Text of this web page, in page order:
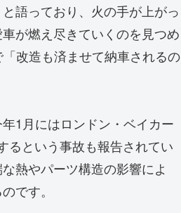
語っており、火の手が上がっ
が燃え尽きていくのを見つめ
改造も済ませて納車されるの
1月にはロンドン・ベイカー
るという事故も報告されてい
熱やパーツ構造の影響によ
です。